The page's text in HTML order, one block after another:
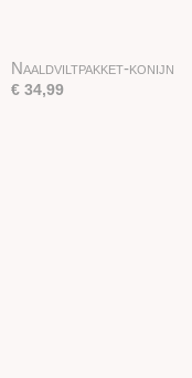
Naaldviltpakket-konijn
€ 34,99